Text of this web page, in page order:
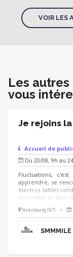
VOIR LES
Les
vous
Je rejoins
Accueil de
Du 20/08, 9h au
Fluctuations,
apprendre, se
électro), tables
ensemble et dans
tu pourras : Être
gestion des
Strasbourg (67) •
SMMMILE